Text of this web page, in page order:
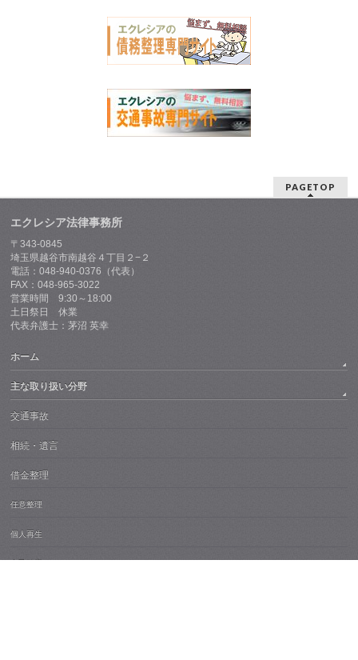
PAGETOP
エクレシア法律事務所
〒343-0845
埼玉県越谷市南越谷４丁目２−２
電話：048-940-0376（代表）
FAX：048-965-3022
営業時間 9:30～18:00
土日祭日 休業
代表弁護士：茅沼 英幸
ホーム
主な取り扱い分野
交通事故
相続・遺言
借金整理
任意整理
個人再生